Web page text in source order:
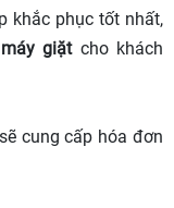
khắc phục tốt nhất,
giặtcho khách
cung cấp hóa đơn